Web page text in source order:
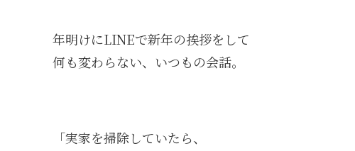
年明けにLINEで新年の挨拶をして
何も変わらない、いつもの会話。
「実家を掃除していたら、